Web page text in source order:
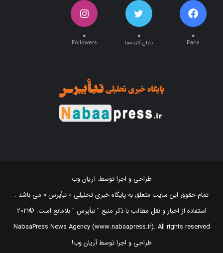
۰
Fans
۰
دنبال کننده‌ها
۰
Followers
طراحی و اجرا توسط:آریان وب
تمام حقوق این سایت متعلق به پایگاه خبری تحلیلی « نبأپرس » می باشد .
استفاده از اخبار و نقل مطالب با ذکر منبع "‌ نبأپرس " بلامانع است. ©2021
NabaaPress News Agency (www.nabaapress.ir). All rights reserved
طراحی و اجرا توسط آریان وب!